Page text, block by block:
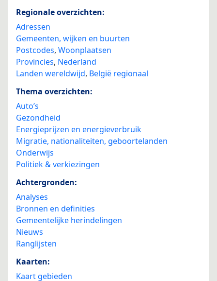
Regionale overzichten:
Adressen
Gemeenten, wijken en buurten
Postcodes, Woonplaatsen
Provincies, Nederland
Landen wereldwijd, België regionaal
Thema overzichten:
Auto’s
Gezondheid
Energieprijzen en energieverbruik
Migratie, nationaliteiten, geboortelanden
Onderwijs
Politiek & verkiezingen
Achtergronden:
Analyses
Bronnen en definities
Gemeentelijke herindelingen
Nieuws
Ranglijsten
Kaarten:
Kaart gebieden